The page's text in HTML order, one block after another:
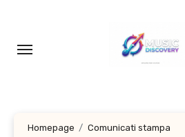
contenuto
Homepage
Comunicati stampa